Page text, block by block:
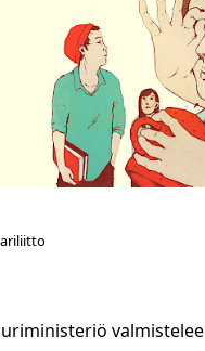
valmistelee